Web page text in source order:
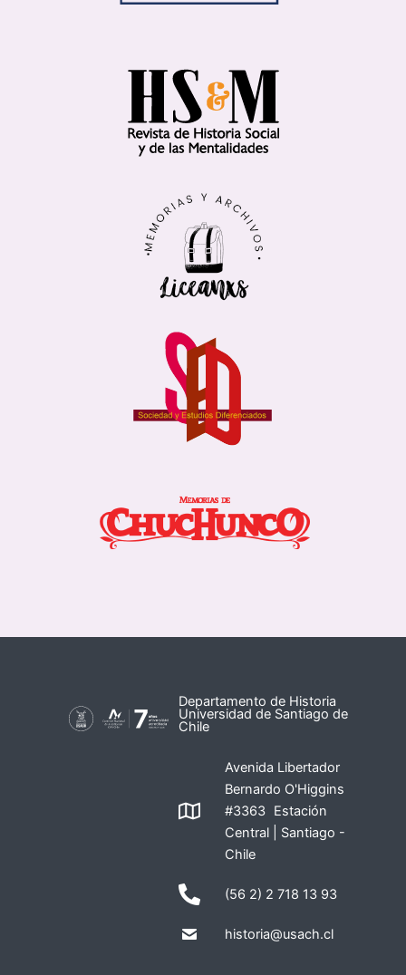
Departamento de Historia
Universidad de Santiago de
Chile
Avenida Libertador
Bernardo O'Higgins
#3363 Estación
Central | Santiago -
Chile
(56 2) 2 718 13 93
historia@usach.cl